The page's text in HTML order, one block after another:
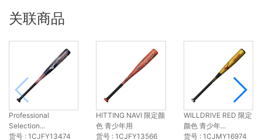
关联商品
Professional
Selection...
货号 : 1CJFY13474
HITTING NAVI 限定颜
色 青少年用
货号 : 1CJFY13566
WILLDRIVE RED 限定
颜色 青少年...
货号 : 1CJMY16974